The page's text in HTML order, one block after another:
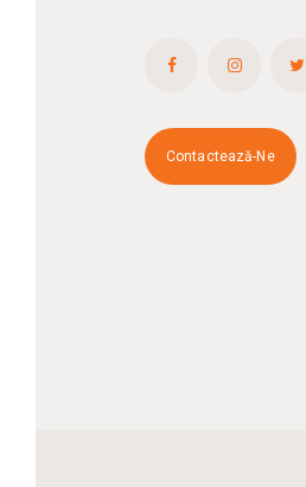
Contactează-Ne